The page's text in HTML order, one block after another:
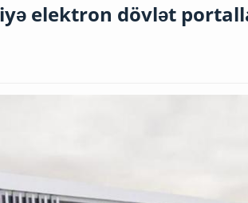
elektron dövlət